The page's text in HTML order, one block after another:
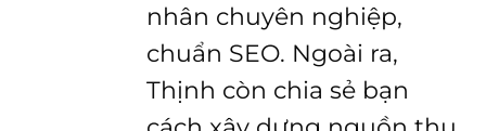
nhân chuyên nghiệp,
chuẩn SEO. Ngoài ra,
Thịnh còn chia sẻ bạn